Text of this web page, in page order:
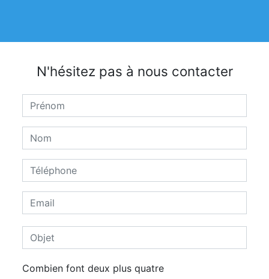
N'hésitez pas à nous contacter
Combien font deux plus quatre